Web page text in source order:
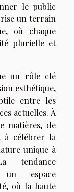
le public
un terrain
où chaque
plurielle et
un rôle clé
esthétique,
entre les
actuelles. À
matières, de
à célébrer la
unique à
tendance
un espace
où la haute